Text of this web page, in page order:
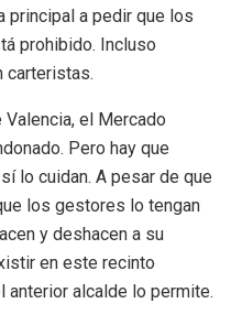
principal a pedir que los
prohibido. Incluso
carteristas.
el Mercado
Pero hay que
lo cuidan. A pesar de que
los gestores lo tengan
y deshacen a su
en este recinto
anterior alcalde lo permite.